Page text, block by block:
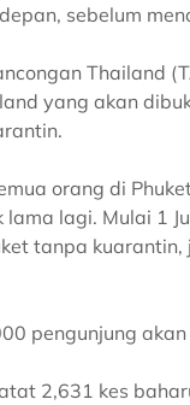
sebelum
Thailand
yang akan
orang di
lagi. Mulai 1
tanpa
pengunjung
2,631 kes